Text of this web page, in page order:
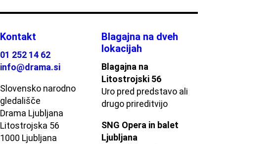
Kontakt
01 252 14 62
info@drama.si
Slovensko narodno
gledališče
Drama Ljubljana
Litostrojska 56
1000 Ljubljana
Blagajna na dveh
lokacijah
Blagajna na
Litostrojski 56
Uro pred predstavo ali
drugo prireditvijo
SNG Opera in balet
Ljubljana